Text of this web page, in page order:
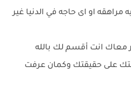
او اى حاجه في الدنيا غير
معاك انت أقسم لك بالله
على حقيقتك وكمان عرفت